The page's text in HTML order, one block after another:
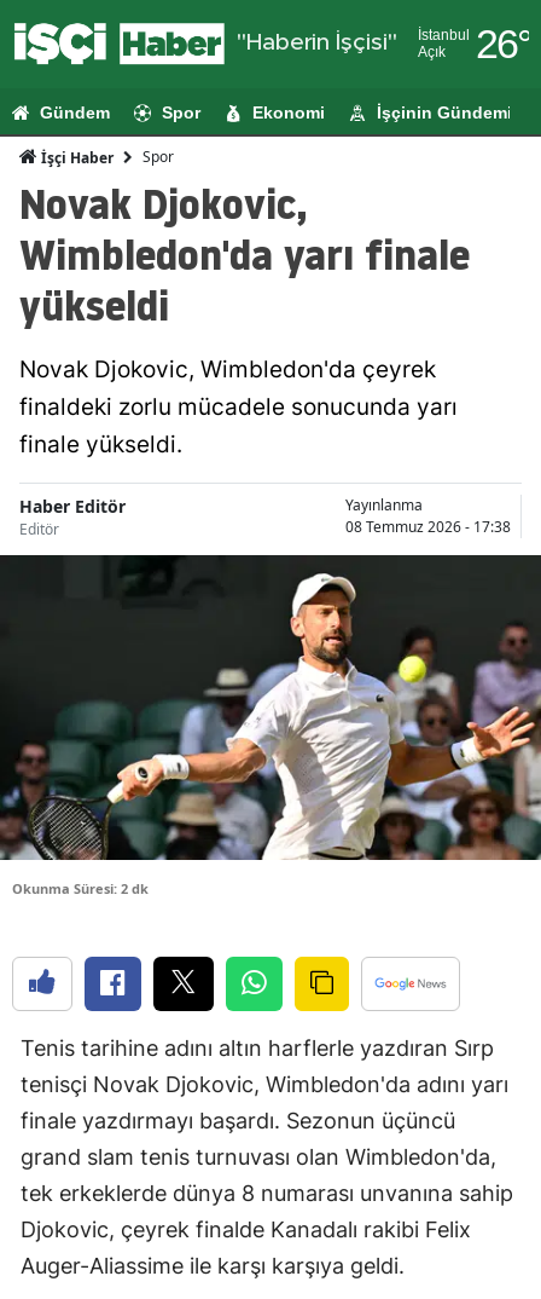
"Haberin İşçisi"
İstanbul
Açık
26°
Adıyaman
Amasya
Artvin
Balıkesir
Bitlis
Bolu
Burdur
Bursa
Çanakkale
Çorum
Denizli
Diyarbakır
Edirne
Elazığ
Erzincan
Gündem Spor Ekonomi İşçinin Gündemi
İşçi Haber Spor
Novak Djokovic,
Wimbledon'da yarı finale
yükseldi
Novak Djokovic, Wimbledon'da çeyrek
finaldeki zorlu mücadele sonucunda yarı
finale yükseldi.
Haber Editör
Editör
Yayınlanma
08 Temmuz 2026 - 17:38
Okunma Süresi: 2 dk
Tenis tarihine adını altın harflerle yazdıran Sırp
tenisçi Novak Djokovic, Wimbledon'da adını yarı
finale yazdırmayı başardı. Sezonun üçüncü
grand slam tenis turnuvası olan Wimbledon'da,
tek erkeklerde dünya 8 numarası unvanına sahip
Djokovic, çeyrek finalde Kanadalı rakibi Felix
Auger-Aliassime ile karşı karşıya geldi.